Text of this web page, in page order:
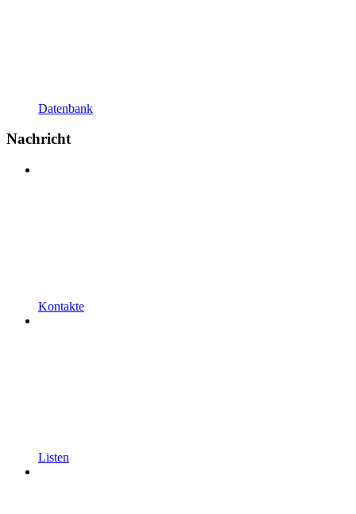
Datenbank
Nachricht
Kontakte
Listen